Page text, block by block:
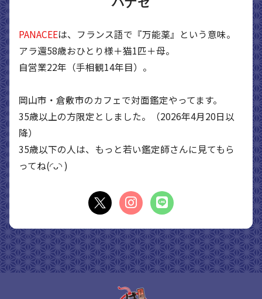
PANACEEは、フランス語で『万能薬』という意味。
アラ還58歳おひとり様＋猫1匹＋母。
自営業22年（手相観14年目）。
岡山市・倉敷市のカフェで対面鑑定やってます。
35歳以上の方限定としました。（2026年4月20日以
降）
35歳以下の人は、もっと若い鑑定師さんに見てもら
ってね(◜ᴗ◝ )